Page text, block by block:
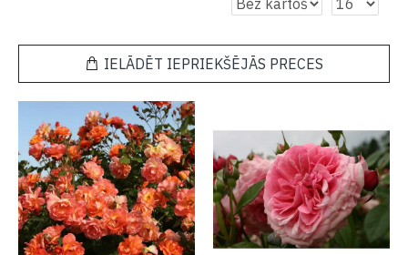
IELĀDĒT IEPRIEKŠĒJĀS PRECES